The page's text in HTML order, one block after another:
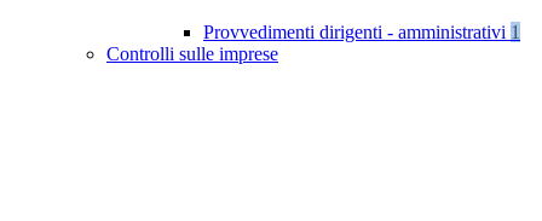
Provvedimenti dirigenti - amministrativi 1
Controlli sulle imprese